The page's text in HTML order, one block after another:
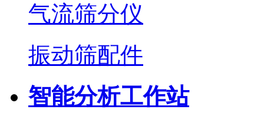
气流筛分仪
振动筛配件
智能分析工作站